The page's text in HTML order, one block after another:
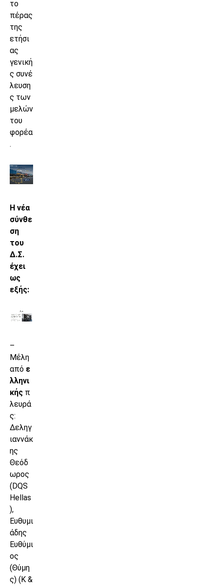
το
πέρας
της
ετήσι
ας
γενική
ς συνέ
λευση
ς των
μελών
του
φορέα
.
Η νέα
σύνθε
ση
του
Δ.Σ.
έχει
ως
εξής:
–
Μέλη
από ε
λληνι
κής π
λευρά
ς:
Δεληγ
ιαννάκ
ης
Θεόδ
ωρος
(DQS
Hellas
),
Ευθυμι
άδης
Ευθύμι
ος
(Θύμη
ς) (K &